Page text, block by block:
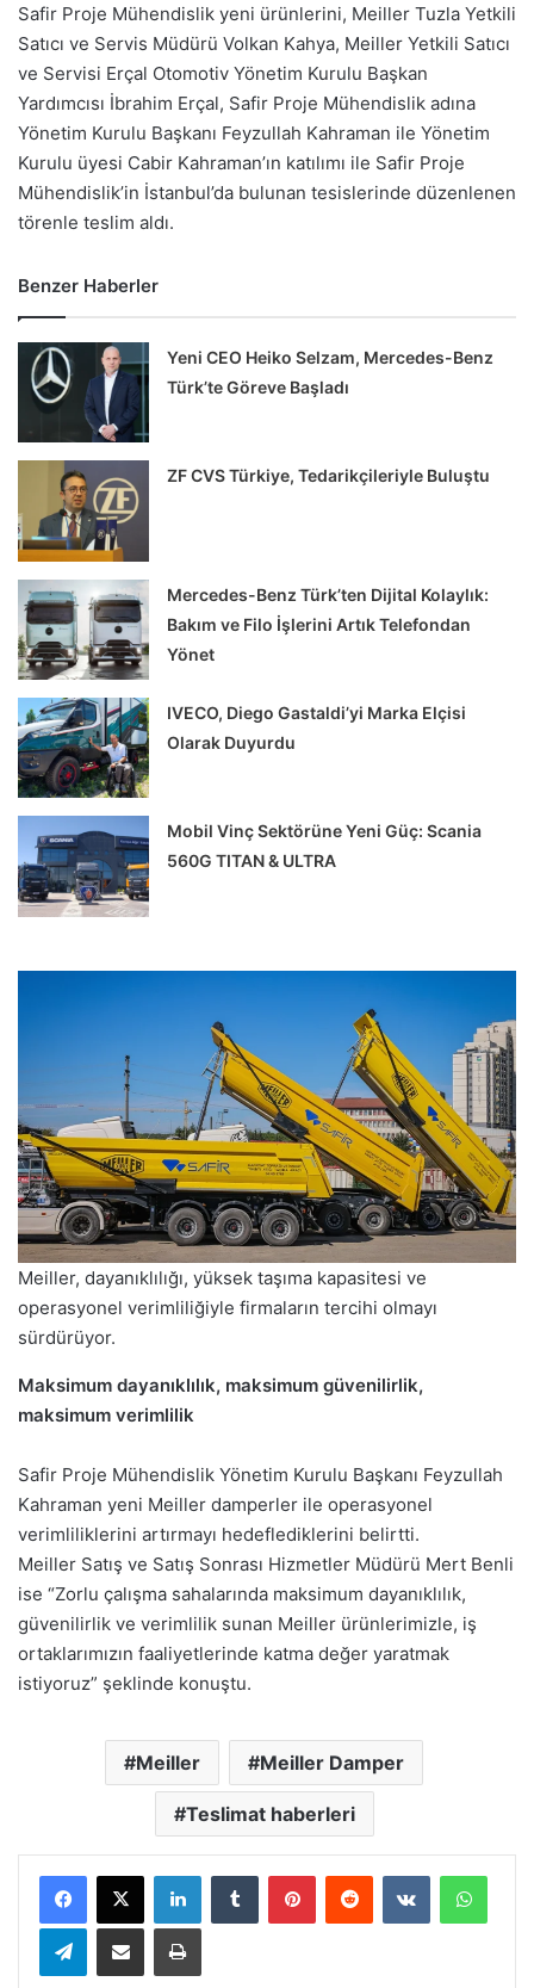
Safir Proje Mühendislik yeni ürünlerini, Meiller Tuzla Yetkili
Satıcı ve Servis Müdürü Volkan Kahya, Meiller Yetkili Satıcı
ve Servisi Erçal Otomotiv Yönetim Kurulu Başkan
Yardımcısı İbrahim Erçal, Safir Proje Mühendislik adına
Yönetim Kurulu Başkanı Feyzullah Kahraman ile Yönetim
Kurulu üyesi Cabir Kahraman’ın katılımı ile Safir Proje
Mühendislik’in İstanbul’da bulunan tesislerinde düzenlenen
törenle teslim aldı.
Benzer Haberler
Yeni CEO Heiko Selzam, Mercedes-Benz
Türk’te Göreve Başladı
ZF CVS Türkiye, Tedarikçileriyle Buluştu
Mercedes-Benz Türk’ten Dijital Kolaylık:
Bakım ve Filo İşlerini Artık Telefondan
Yönet
IVECO, Diego Gastaldi’yi Marka Elçisi
Olarak Duyurdu
Mobil Vinç Sektörüne Yeni Güç: Scania
560G TITAN & ULTRA
Meiller, dayanıklılığı, yüksek taşıma kapasitesi ve
operasyonel verimliliğiyle firmaların tercihi olmayı
sürdürüyor.
Maksimum dayanıklılık, maksimum güvenilirlik,
maksimum verimlilik
Safir Proje Mühendislik Yönetim Kurulu Başkanı Feyzullah
Kahraman yeni Meiller damperler ile operasyonel
verimliliklerini artırmayı hedeflediklerini belirtti.
Meiller Satış ve Satış Sonrası Hizmetler Müdürü Mert Benli
ise “Zorlu çalışma sahalarında maksimum dayanıklılık,
güvenilirlik ve verimlilik sunan Meiller ürünlerimizle, iş
ortaklarımızın faaliyetlerinde katma değer yaratmak
istiyoruz” şeklinde konuştu.
Meiller Meiller Damper
Teslimat haberleri
LinkedInTumblr PinterestReddit VKontakte
TelegramE-Posta ile paylaş Yazdır